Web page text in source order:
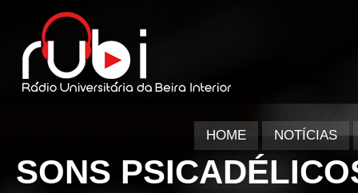
HOME NOTÍCIAS
SONS